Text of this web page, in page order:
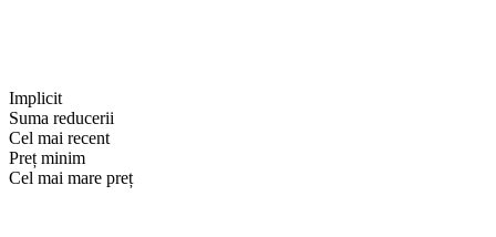
Implicit
Suma reducerii
Cel mai recent
Preț minim
Cel mai mare preț